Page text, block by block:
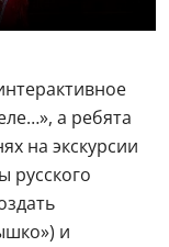
а ребята
на экскурсии
русского
и